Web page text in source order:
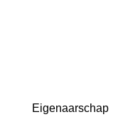
Eigenaarschap